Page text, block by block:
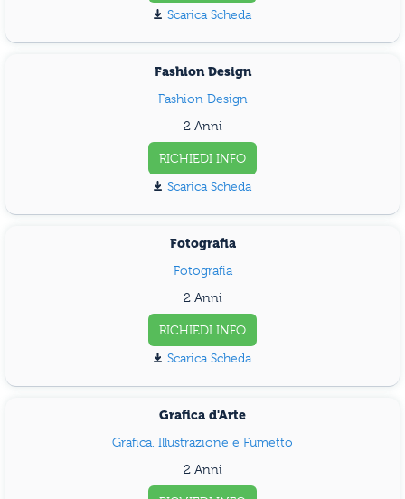
Scarica Scheda
Fashion Design
Fashion Design
2 Anni
RICHIEDI INFO
Scarica Scheda
Fotografia
Fotografia
2 Anni
RICHIEDI INFO
Scarica Scheda
Grafica d'Arte
Grafica, Illustrazione e Fumetto
2 Anni